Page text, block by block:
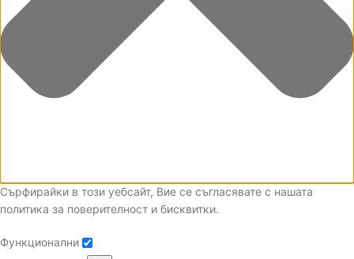
Сърфирайки в този уебсайт, Вие се съгласявате с нашата
политика за поверителност и бисквитки.
Функционални